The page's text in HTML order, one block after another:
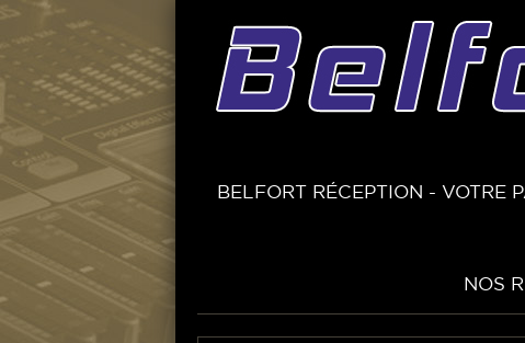
BELFORT RÉCEPTION - VOTRE
NOS